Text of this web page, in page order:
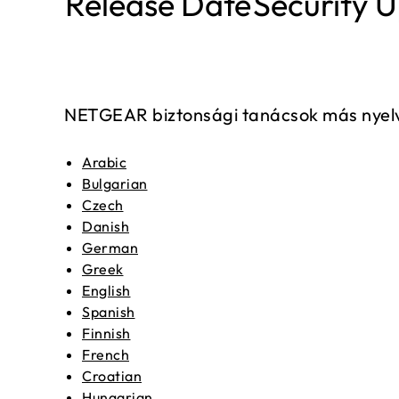
NETGEAR biztonsági tanácsok más
Arabic
Bulgarian
Czech
Danish
German
Greek
English
Spanish
Finnish
French
Croatian